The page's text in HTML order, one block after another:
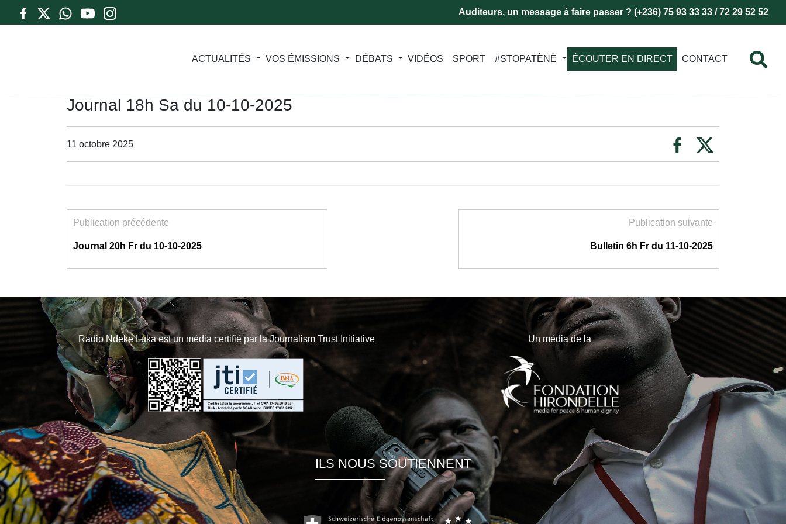
Auditeurs, un message à faire passer ? (+236) 75 93 33 33 / 72 29 52 52
ACTUALITÉS VOS ÉMISSIONS DÉBATS VIDÉOS SPORT #STOPATÈNÈ ÉCOUTER EN DIRECT CONTACT
Journal 18h Sa du 10-10-2025
11 octobre 2025
Publication précédente
Journal 20h Fr du 10-10-2025
Publication suivante
Bulletin 6h Fr du 11-10-2025
Radio Ndeke Luka est un média certifié par laJournalism Trust Initiative Un média de la
ILS NOUS SOUTIENNENT